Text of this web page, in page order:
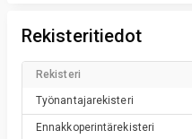
Rekisteritiedot
Rekisteri
Työnantajarekisteri
Ennakkoperintärekisteri